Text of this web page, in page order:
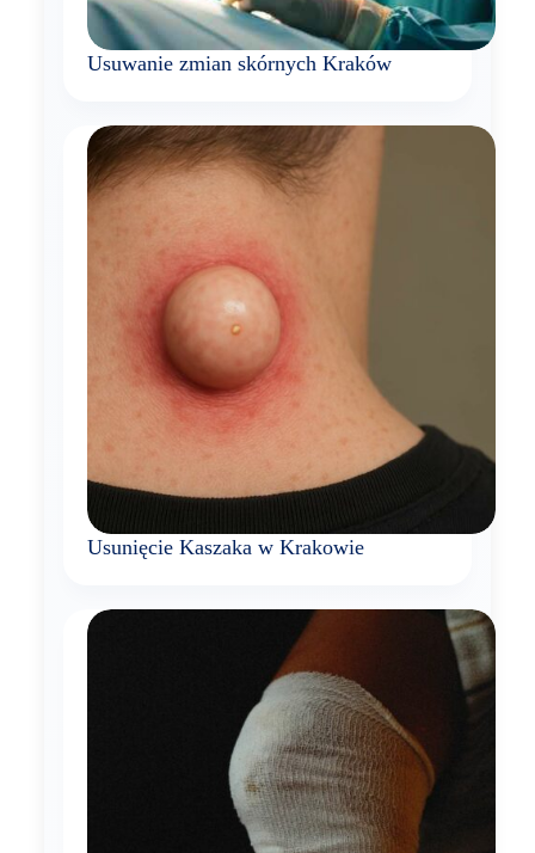
Usuwanie zmian skórnych Kraków
Usunięcie Kaszaka w Krakowie